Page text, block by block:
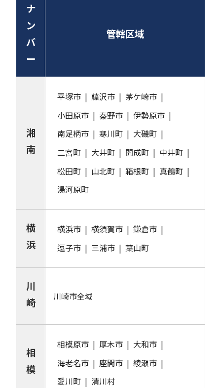
ナ
ン
バ
ー
管轄区域
湘
南
平塚市 藤沢市
茅ケ崎市
小田原市
秦野市
伊勢原市
南足柄市
寒川町
大磯町
二宮町
大井町 開成町
中井町
松田町
山北町 箱根町
真鶴町
湯河原町
横
浜
横浜市 横須賀市
鎌倉市
逗子市
三浦市 葉山町
川
崎
川崎市全域
相
模
相模原市 厚木市
大和市
海老名市
座間市
綾瀬市
愛川町
清川村